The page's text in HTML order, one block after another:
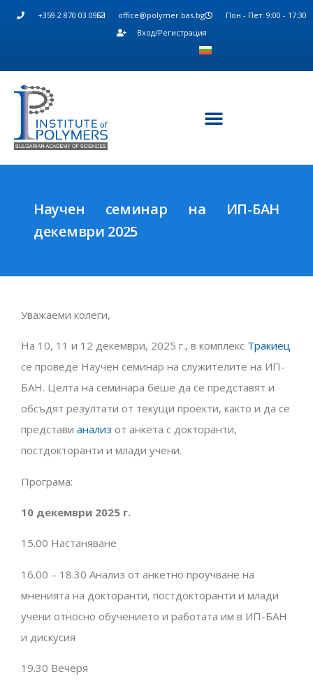
+359 2 870 03 09 office@polymer.bas.bg
Пон - Пет: 9:00 - 17:30
Вход/Регистрация
Научен семинар на ИП-БАН
декември 2025
Уважаеми колеги,
На 10, 11 и 12 декември, 2025 г., в комплекс Тракиец
се проведе Научен семинар на служителите на ИП-
БАН. Целта на семинара беше да се представят и
обсъдят резултати от текущи проекти, както и да се
представи анализ от анкета с докторанти,
постдокторанти и млади учени.
Програма:
10 декември 2025 г.
15.00 Настаняване
16.00 – 18.30 Анализ от анкетно проучване на
мненията на докторанти, постдокторанти и млади
учени относно обучението и работата им в ИП-БАН
и дискусия
19.30 Вечеря